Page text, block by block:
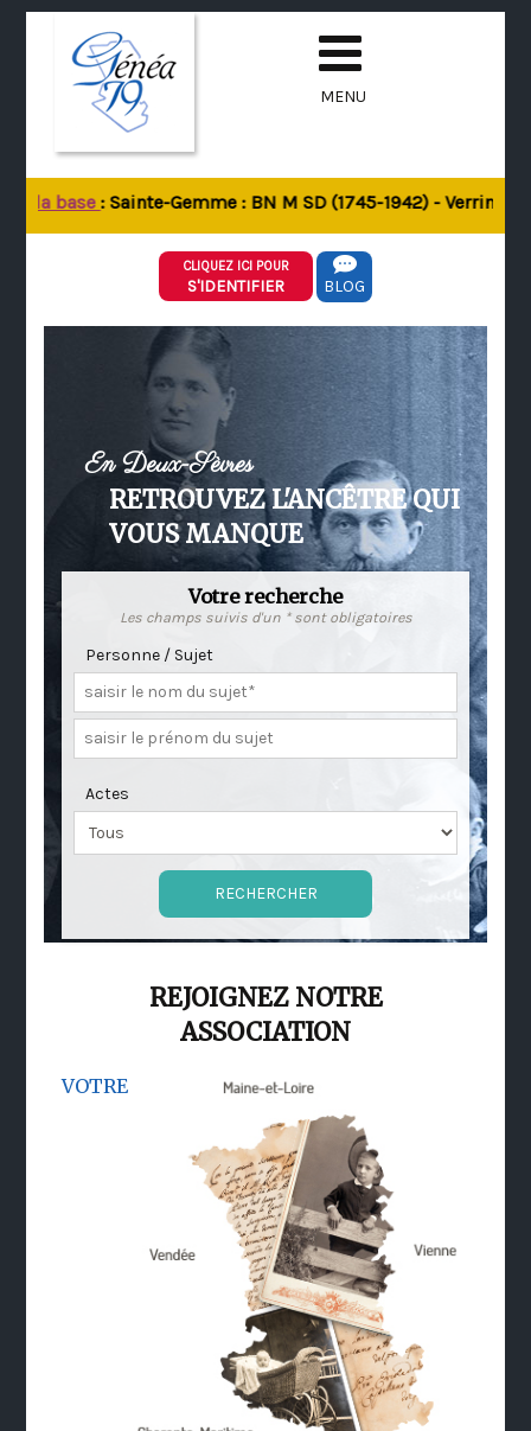
MENU
la base: Sainte-Gemme : BN M SD (1745-1942) - Verrines-
CLIQUEZ ICI POUR
S'IDENTIFIER BLOG
En Deux-Sèvres
RETROUVEZ L'ANCÊTRE QUI
VOUS MANQUE
Votre recherche
Les champs suivis d'un * sont obligatoires
Personne / Sujet
Actes
REJOIGNEZ NOTRE
ASSOCIATION
VOTRE